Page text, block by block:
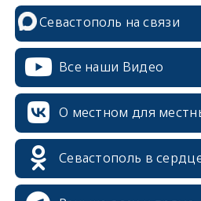
Севастополь на связи
Все наши Видео
О местном для
Севастополь в